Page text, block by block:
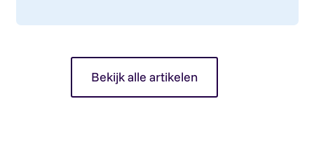
Bekijk alle artikelen